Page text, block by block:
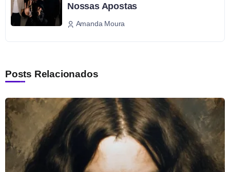
Nossas Apostas
Amanda Moura
Posts Relacionados